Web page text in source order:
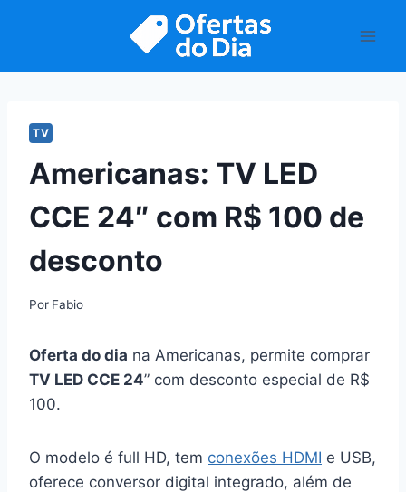
TV
Americanas: TV LED
CCE 24″ com R$ 100 de
desconto
Por Fabio
Oferta do dia na Americanas, permite comprar
TV LED CCE 24” com desconto especial de R$
100.
O modelo é full HD, tem conexões HDMI e USB,
oferece conversor digital integrado, além de